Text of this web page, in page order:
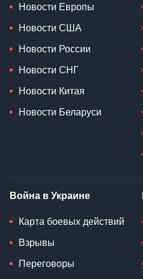
Новости Европы
Новости США
Новости России
Новости СНГ
Новости Китая
Новости Беларуси
Война в Украине
Карта боевых действий
Взрывы
Переговоры